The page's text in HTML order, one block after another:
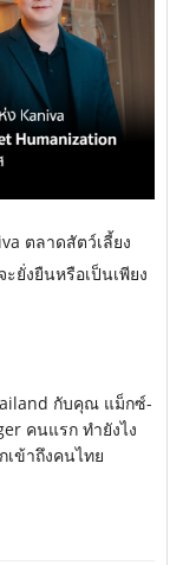
ตลาดสัตว์เลี้ยง
ยั่งยืนหรือเป็นเพียง
กับคุณ แม็กซ์-
คนแรก ทำยังไง
ข้าถึงคนไทย